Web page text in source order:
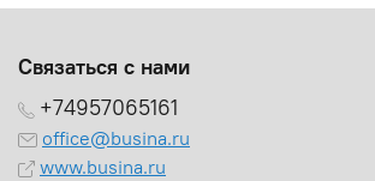
Связаться с нами
+74957065161
office@busina.ru
www.busina.ru